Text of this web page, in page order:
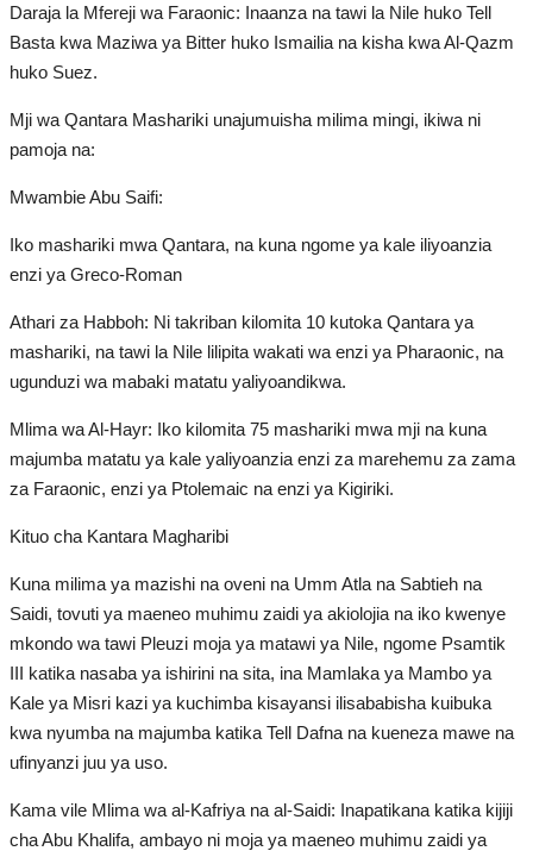
Daraja la Mfereji wa Faraonic: Inaanza na tawi la Nile huko Tell
Basta kwa Maziwa ya Bitter huko Ismailia na kisha kwa Al-Qazm
huko Suez.
Mji wa Qantara Mashariki unajumuisha milima mingi, ikiwa ni
pamoja na:
Mwambie Abu Saifi:
Iko mashariki mwa Qantara, na kuna ngome ya kale iliyoanzia
enzi ya Greco-Roman
Athari za Habboh: Ni takriban kilomita 10 kutoka Qantara ya
mashariki, na tawi la Nile lilipita wakati wa enzi ya Pharaonic, na
ugunduzi wa mabaki matatu yaliyoandikwa.
Mlima wa Al-Hayr: Iko kilomita 75 mashariki mwa mji na kuna
majumba matatu ya kale yaliyoanzia enzi za marehemu za zama
za Faraonic, enzi ya Ptolemaic na enzi ya Kigiriki.
Kituo cha Kantara Magharibi
Kuna milima ya mazishi na oveni na Umm Atla na Sabtieh na
Saidi, tovuti ya maeneo muhimu zaidi ya akiolojia na iko kwenye
mkondo wa tawi Pleuzi moja ya matawi ya Nile, ngome Psamtik
III katika nasaba ya ishirini na sita, ina Mamlaka ya Mambo ya
Kale ya Misri kazi ya kuchimba kisayansi ilisababisha kuibuka
kwa nyumba na majumba katika Tell Dafna na kueneza mawe na
ufinyanzi juu ya uso.
Kama vile Mlima wa al-Kafriya na al-Saidi: Inapatikana katika kijiji
cha Abu Khalifa, ambayo ni moja ya maeneo muhimu zaidi ya